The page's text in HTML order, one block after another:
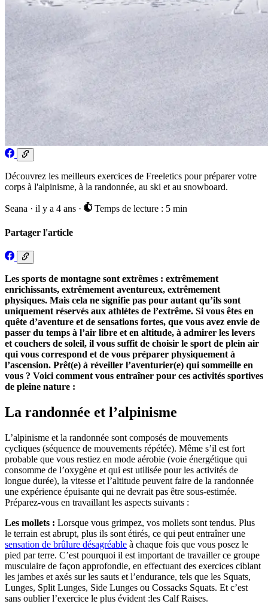
Découvrez les meilleurs exercices de Freeletics pour préparer votre
corps à l'alpinisme, à la randonnée, au ski et au snowboard.
Seana · il y a 4 ans · Temps de lecture : 5 min
Partager l'article
Les sports de montagne sont extrêmes : extrêmement
enrichissants, extrêmement aventureux, extrêmement
physiques. Mais cela ne signifie pas pour autant qu’ils sont
uniquement réservés aux athlètes de l’extrême. Si vous êtes en
quête d’aventure et de sensations fortes, que vous avez envie de
passer du temps à l’air libre et en altitude, à admirer les levers
et couchers de soleil, il vous suffit de choisir le sport de plein air
qui vous correspond et de vous préparer physiquement à
l’ascension. Prêt(e) à réveiller l’aventurier(e) qui sommeille en
vous ? Voici comment vous entraîner pour ces activités sportives
de pleine nature :
La randonnée et l’alpinisme
L’alpinisme et la randonnée sont composés de mouvements
cycliques (séquence de mouvements répétée). Même s’il est fort
probable que vous restiez en mode aérobie (voie énergétique qui
consomme de l’oxygène et qui est utilisée pour les activités de
longue durée), la vitesse et l’altitude peuvent faire de la randonnée
une expérience épuisante qui ne devrait pas être sous-estimée.
Préparez-vous en travaillant les aspects suivants :
Les mollets : Lorsque vous grimpez, vos mollets sont tendus. Plus
le terrain est abrupt, plus ils sont étirés, ce qui peut entraîner une
sensation de brûlure désagréable à chaque fois que vous posez le
pied par terre. C’est pourquoi il est important de travailler ce groupe
musculaire de façon approfondie, en effectuant des exercices ciblant
les jambes et axés sur les sauts et l’endurance, tels que les Squats,
Lunges, Split Lunges, Side Lunges ou Cossacks Squats. Et c’est
sans oublier l’exercice le plus évident :les Calf Raises.